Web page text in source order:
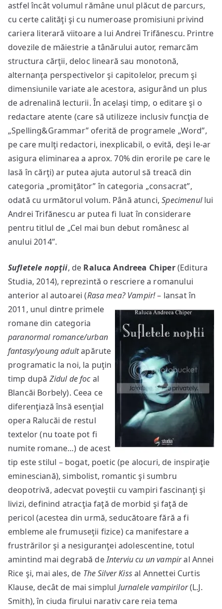
astfel încât volumul rămâne unul plăcut de parcurs,
cu certe calităţi şi cu numeroase promisiuni privind
cariera literară viitoare a lui Andrei Trifănescu. Printre
dovezile de măiestrie a tânărului autor, remarcăm
structura cărţii, deloc lineară sau monotonă,
alternanţa perspectivelor şi capitolelor, precum şi
dimensiunile variate ale acestora, asigurând un plus
de adrenalină lecturii. În acelaşi timp, o editare şi o
redactare atente (care să utilizeze inclusiv funcţia de
„Spelling&Grammar” oferită de programele „Word”,
pe care mulţi redactori, inexplicabil, o evită, deşi le-ar
asigura eliminarea a aprox. 70% din erorile pe care le
lasă în cărţi) ar putea ajuta autorul să treacă din
categoria „promiţător” în categoria „consacrat”,
odată cu următorul volum. Până atunci,Specimenullui
Andrei Trifănescu ar putea fi luat în considerare
pentru titlul de „Cel mai bun debut românesc al
anului 2014”.
Sufletele nopţii, de Raluca Andreea Chiper(Editura
Studia, 2014), reprezintă o rescriere a romanului
anterior al autoarei (Rasa mea? Vampir!– lansat în
2011, unul dintre primele
romane din categoria
paranormal romance/urban
fantasy/young adultapărute
programatic la noi, la puţin
timp după Zidul de focal
Blancăi Borbely). Ceea ce
diferenţiază însă esenţial
opera Ralucăi de restul
textelor (nu toate pot fi
numite romane…) de acest
tip este stilul – bogat, poetic (pe alocuri, de inspiraţie
eminesciană), simbolist, romantic şi sumbru
deopotrivă, adecvat poveştii cu vampiri fascinanţi şi
livizi, definind atracţia faţă de morbid şi faţă de
pericol (acestea din urmă, seducătoare fără a fi
embleme ale frumuseţii fizice) ca manifestare a
frustrărilor şi a nesiguranţei adolescentine, totul
amintind mai degrabă deInterviu cu un vampiral Annei
Rice şi, mai ales, de The Silver Kissal Annettei Curtis
Klause, decât de mai simplul Jurnalele vampirilor(L.J.
Smith), în ciuda firului narativ care reia tema